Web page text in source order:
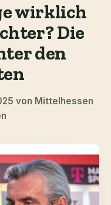
wirklich
Die
den
von Mittelhessen